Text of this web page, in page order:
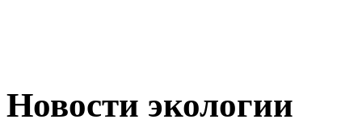
Новости экологии